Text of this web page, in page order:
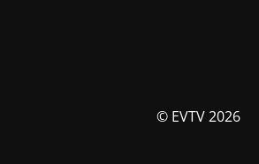
© EVTV 2026